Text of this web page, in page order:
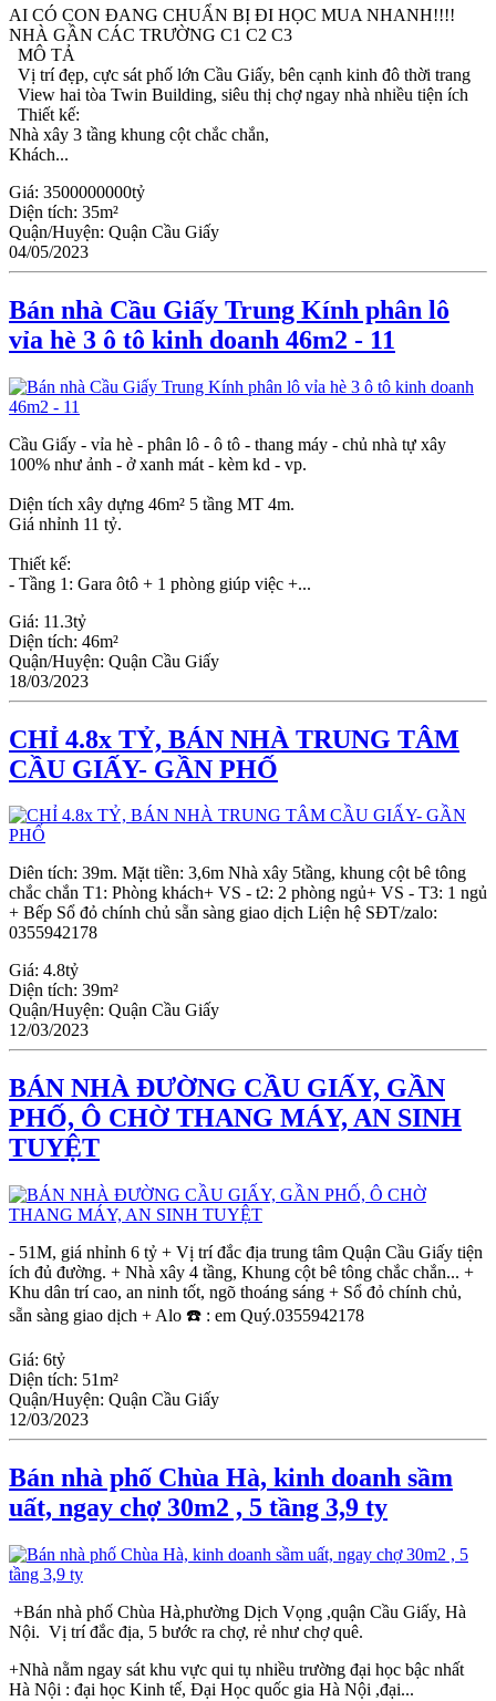
AI CÓ CON ĐANG CHUẨN BỊ ĐI HỌC MUA NHANH!!!!
NHÀ GẦN CÁC TRƯỜNG C1 C2 C3
MÔ TẢ
Vị trí đẹp, cực sát phố lớn Cầu Giấy, bên cạnh kinh đô thời trang
View hai tòa Twin Building, siêu thị chợ ngay nhà nhiều tiện ích
Thiết kế:
Nhà xây 3 tầng khung cột chắc chắn,
Khách...
Giá: 3500000000tỷ
Diện tích: 35m²
Quận/Huyện: Quận Cầu Giấy
04/05/2023
Bán nhà Cầu Giấy Trung Kính phân lô
vỉa hè 3 ô tô kinh doanh 46m2 - 11
Cầu Giấy - vỉa hè - phân lô - ô tô - thang máy - chủ nhà tự xây
100% như ảnh - ở xanh mát - kèm kd - vp.
Diện tích xây dựng 46m² 5 tầng MT 4m.
Giá nhỉnh 11 tỷ.
Thiết kế:
- Tầng 1: Gara ôtô + 1 phòng giúp việc +...
Giá: 11.3tỷ
Diện tích: 46m²
Quận/Huyện: Quận Cầu Giấy
18/03/2023
CHỈ 4.8x TỶ, BÁN NHÀ TRUNG TÂM
CẦU GIẤY- GẦN PHỐ
Diên tích: 39m. Mặt tiền: 3,6m Nhà xây 5tầng, khung cột bê tông
chắc chắn T1: Phòng khách+ VS - t2: 2 phòng ngủ+ VS - T3: 1 ngủ
+ Bếp Sổ đỏ chính chủ sẵn sàng giao dịch Liện hệ SĐT/zalo:
0355942178
Giá: 4.8tỷ
Diện tích: 39m²
Quận/Huyện: Quận Cầu Giấy
12/03/2023
BÁN NHÀ ĐƯỜNG CẦU GIẤY, GẦN
PHỐ, Ô CHỜ THANG MÁY, AN SINH
TUYỆT
- 51M, giá nhỉnh 6 tỷ + Vị trí đắc địa trung tâm Quận Cầu Giấy tiện
ích đủ đường. + Nhà xây 4 tầng, Khung cột bê tông chắc chắn... +
Khu dân trí cao, an ninh tốt, ngõ thoáng sáng + Sổ đỏ chính chủ,
sẵn sàng giao dịch + Alo ☎️ : em Quý.0355942178
Giá: 6tỷ
Diện tích: 51m²
Quận/Huyện: Quận Cầu Giấy
12/03/2023
Bán nhà phố Chùa Hà, kinh doanh sầm
uất, ngay chợ 30m2 , 5 tầng 3,9 ty
+Bán nhà phố Chùa Hà,phường Dịch Vọng ,quận Cầu Giấy, Hà
Nội. Vị trí đắc địa, 5 bước ra chợ, rẻ như chợ quê.
+Nhà nằm ngay sát khu vực qui tụ nhiều trường đại học bậc nhất
Hà Nội : đại học Kinh tế, Đại Học quốc gia Hà Nội ,đại...